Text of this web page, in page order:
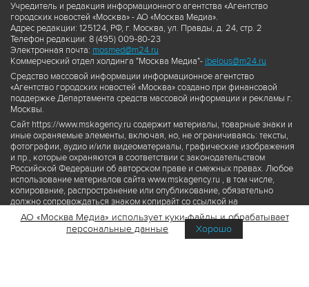
Учредитель и редакция информационного агентства «Агентство
городских новостей «Москва» - АО «Москва Медиа».
Адрес редакции: 125124, РФ, г. Москва, ул. Правды, д. 24, стр. 2
Телефон редакции: 8 (495) 009-80-23
Электронная почта: mosmed@m24.ru
Коммерческий отдел холдинга "Москва Медиа"- ibelous@m24.ru
Средство массовой информации информационное агентство
«Агентство городских новостей «Москва» создано при финансовой
поддержке Департамента средств массовой информации и рекламы г.
Москвы.
Сайт https://www.mskagency.ru содержит материалы, товарные знаки и
иные охраняемые элементы, включая, но, не ограничиваясь: тексты,
фотографии, аудио и/или видеоматериалы, графические изображения
и пр., которые охраняются в соответствии с законодательством
Российской Федерации об авторском праве и смежных правах. Любое
использование материалов сайта www.mskagency.ru , в том числе,
копирование, распространение или опубликование, обязательно
должно сопровождаться знаком копирайт со ссылкой на
правообладателя © АО «Москва Медиа», а также гиперссылкой на сайт
www.mskagency.ru как на первоисточник информации. Переработка
материалов сайта www.mskagency.ru не допускается.
АО «Москва Медиа» использует куки-файлы и обрабатывает
персональные данные
Хорошо